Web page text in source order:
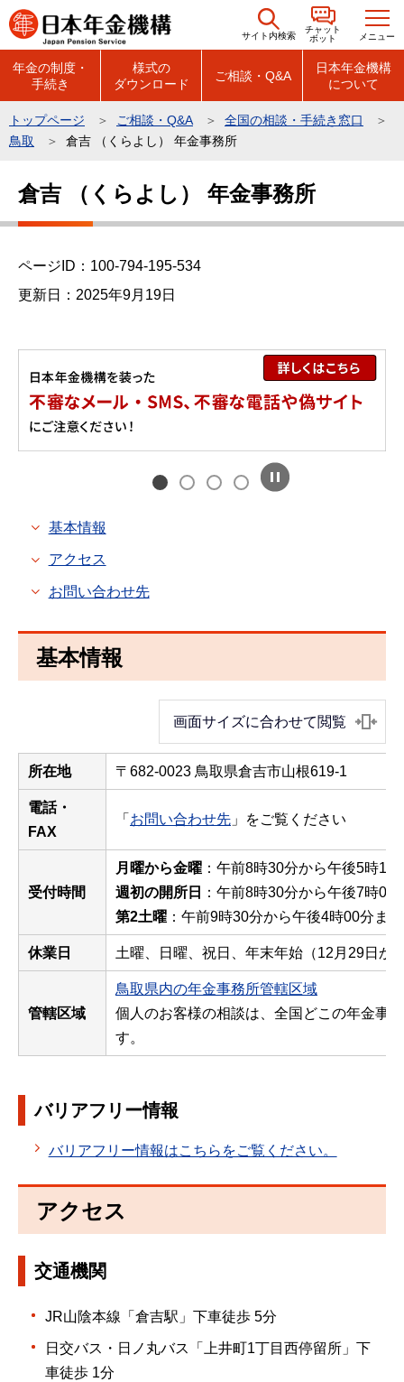
こ
の
の
す
サイト内検索
チャット
ボット
メニュー
年金の制度・
手続き
様式の
ダウンロード
ご相談・Q&A
日本年金機構
について
トップページ ご相談・Q&A
全国の相談・手続き窓口
鳥取
倉吉 （くらよし） 年金事務所
こ
倉吉 （くらよし） 年金事務所
ページID：100-794-195-534
更新日：2025年9月19日
基本情報
アクセス
お問い合わせ先
基本情報
画面サイズに合わせて閲覧
所在地 〒682-0023 鳥取県倉吉市山根619-1
電話・
FAX
「 お問い合わせ先 」をご覧ください
受付時間
月曜から金曜 ：午前8時30分から午後5時15
週初の開所日
：午前8時30分から午後7時00
第2土曜 ：午前9時30分から午後4時00分まで
休業日 土曜、日曜、祝日、年末年始（12月29日か
管轄区域
鳥取県内の年金事務所管轄区域
個人のお客様の相談は、全国どこの年金事
す。
バリアフリー情報
バリアフリー情報はこちらをご覧ください。
アクセス
交通機関
JR山陰本線「倉吉駅」下車徒歩 5分
日交バス・日ノ丸バス「上井町1丁目西停留所」下
車徒歩 1分